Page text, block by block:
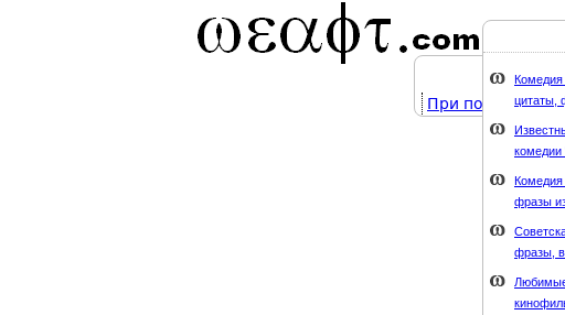
Комедия
цитаты,
комедии
фразы
фразы,
При поддержке